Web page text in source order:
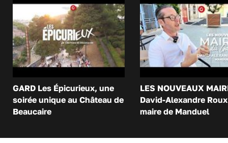
GARD Les Épicurieux, une
soirée unique au Château de
Beaucaire
LES NOUVEAUX
David-Alexandre
maire de Manduel